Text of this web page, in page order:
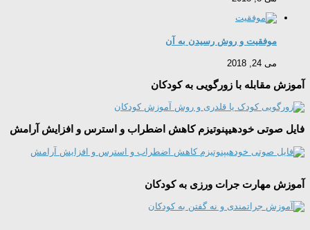
موفقیت و روش رسیدن به آن
می 24, 2018
آموزش مقابله با زورگویی به کودکان
فایل صوتی خودهیپنوتیزم کاهش اضطراب و استرس و افزایش آرامش
آموزش مهارت جرات ورزی به کودکان